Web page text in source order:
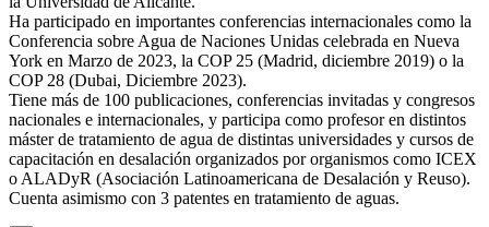
Ha participado en importantes conferencias internacionales como la
Conferencia sobre Agua de Naciones Unidas celebrada en Nueva
York en Marzo de 2023, la COP 25 (Madrid, diciembre 2019) o la
COP 28 (Dubai, Diciembre 2023).
Tiene más de 100 publicaciones, conferencias invitadas y congresos
nacionales e internacionales, y participa como profesor en distintos
máster de tratamiento de agua de distintas universidades y cursos de
capacitación en desalación organizados por organismos como ICEX
o ALADyR (Asociación Latinoamericana de Desalación y Reuso).
Cuenta asimismo con 3 patentes en tratamiento de aguas.